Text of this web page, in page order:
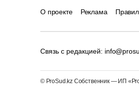
О проекте Реклама
Связь с редакцией:
© ProSud.kz Собственник — ИП